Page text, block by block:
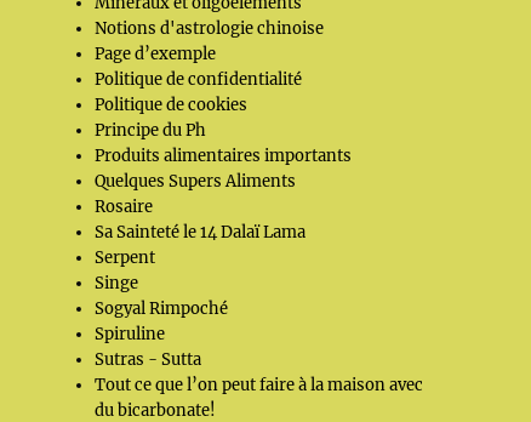
Notions d'astrologie chinoise
Page d’exemple
Politique de confidentialité
Politique de cookies
Principe du Ph
Produits alimentaires importants
Quelques Supers Aliments
Rosaire
Sa Sainteté le 14 Dalaï Lama
Serpent
Singe
Sogyal Rimpoché
Spiruline
Sutras - Sutta
Tout ce que l’on peut faire à la maison avec
du bicarbonate!